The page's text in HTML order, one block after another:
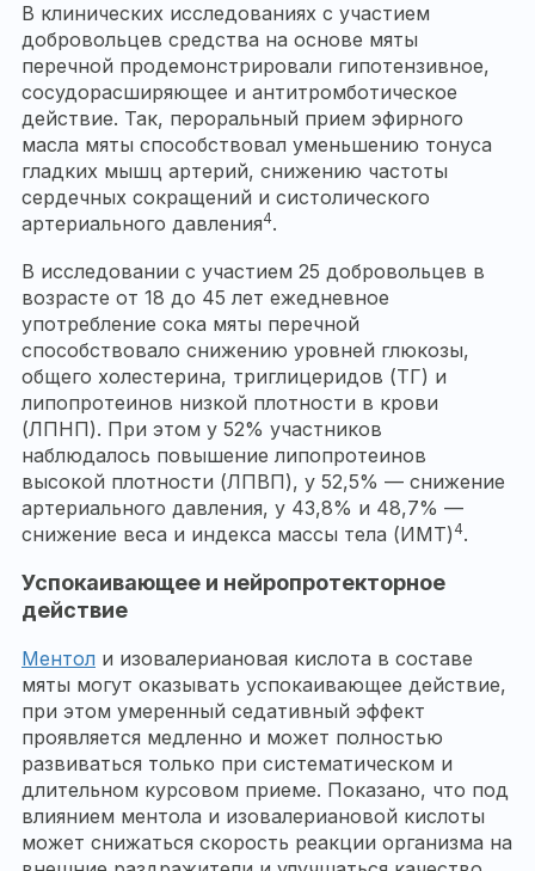
В клинических исследованиях с участием
добровольцев средства на основе мяты
перечной продемонстрировали гипотензивное,
сосудорасширяющее и антитромботическое
действие. Так, пероральный прием эфирного
масла мяты способствовал уменьшению тонуса
гладких мышц артерий, снижению частоты
сердечных сокращений и систолического
артериального давления4.
В исследовании с участием 25 добровольцев в
возрасте от 18 до 45 лет ежедневное
употребление сока мяты перечной
способствовало снижению уровней глюкозы,
общего холестерина, триглицеридов (ТГ) и
липопротеинов низкой плотности в крови
(ЛПНП). При этом у 52% участников
наблюдалось повышение липопротеинов
высокой плотности (ЛПВП), у 52,5% — снижение
артериального давления, у 43,8% и 48,7% —
снижение веса и индекса массы тела (ИМТ) 4.
Успокаивающее и нейропротекторное
действие
Ментол и изовалериановая кислота в составе
мяты могут оказывать успокаивающее действие,
при этом умеренный седативный эффект
проявляется медленно и может полностью
развиваться только при систематическом и
длительном курсовом приеме. Показано, что под
влиянием ментола и изовалериановой кислоты
может снижаться скорость реакции организма на